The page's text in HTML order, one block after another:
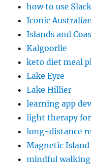
how to use
Iconic
Islands and
Kalgoorlie
keto diet meal
Lake Eyre
Lake Hillier
learning app
light therapy
long-distance
Magnetic Island
mindful